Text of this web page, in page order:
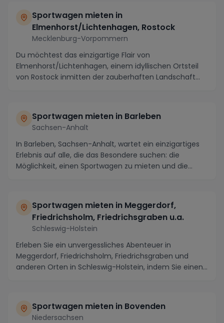
Sportwagen mieten in
Elmenhorst/Lichtenhagen, Rostock
Mecklenburg-Vorpommern
Du möchtest das einzigartige Flair von
Elmenhorst/Lichtenhagen, einem idyllischen Ortsteil
von Rostock inmitten der zauberhaften Landschaft
Sportwagen mieten in Barleben
Sachsen-Anhalt
In Barleben, Sachsen-Anhalt, wartet ein einzigartiges
Erlebnis auf alle, die das Besondere suchen: die
Möglichkeit, einen Sportwagen zu mieten und die...
Sportwagen mieten in Meggerdorf,
Friedrichsholm, Friedrichsgraben u.a.
Schleswig-Holstein
Erleben Sie ein unvergessliches Abenteuer in
Meggerdorf, Friedrichsholm, Friedrichsgraben und
anderen Orten in Schleswig-Holstein, indem Sie einen
Sportwagen mieten in Bovenden
Niedersachsen